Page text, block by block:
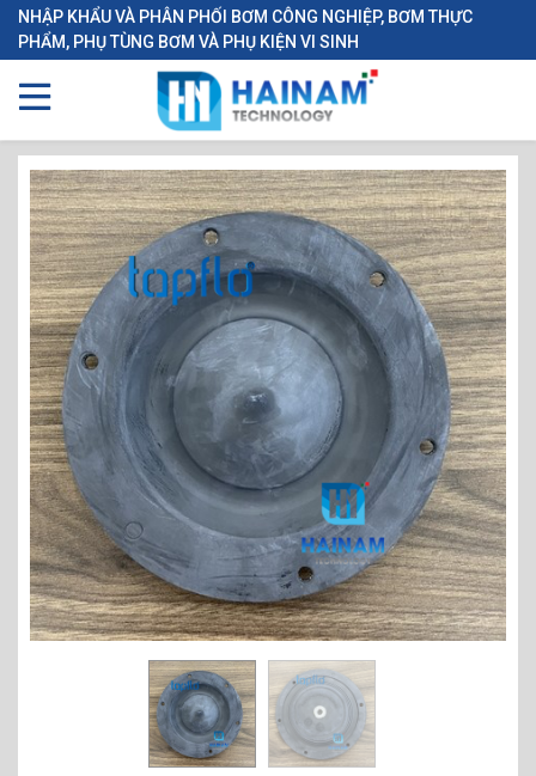
NHẬP KHẨU VÀ PHÂN PHỐI BƠM CÔNG NGHIỆP, BƠM THỰC
PHẨM, PHỤ TÙNG BƠM VÀ PHỤ KIỆN VI SINH